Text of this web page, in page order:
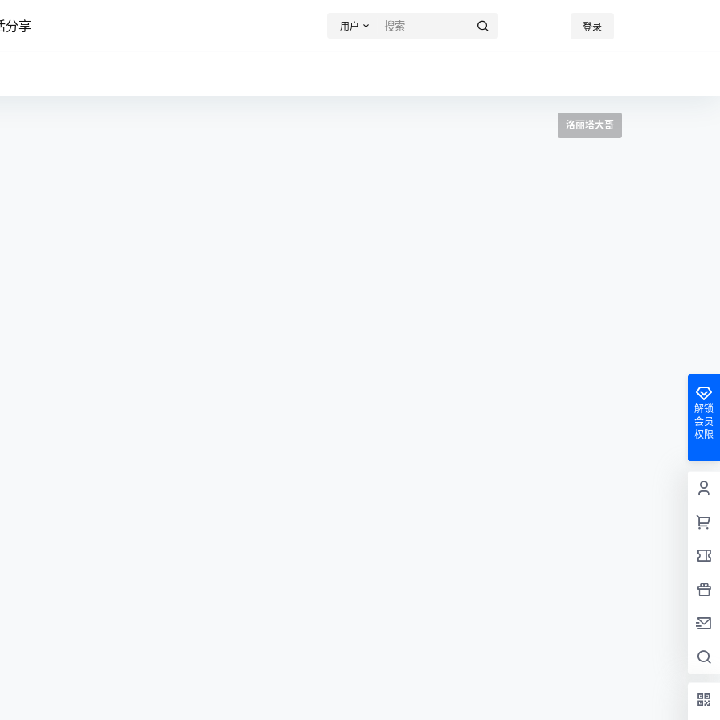
分享 用户 登录
洛丽塔大哥
解锁
会员
权限